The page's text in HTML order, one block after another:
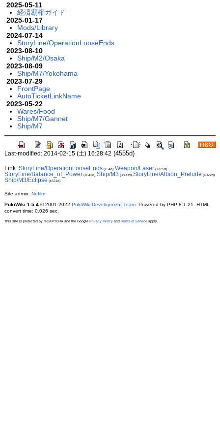
2025-05-11
経済覇権ガイド
2025-01-17
Mods/Library
2024-07-14
StoryLine/OperationLooseEnds
2023-08-10
Ship/M2/Osaka
2023-08-09
Ship/M7/Yokohama
2023-07-29
FrontPage
AutoTicketLinkName
2023-05-22
Wares/Food
Ship/M7/Gannet
Ship/M7
Last-modified: 2014-02-15 (土) 16:28:42 (4555d)
Link: StoryLine/OperationLooseEnds(754d) Weapon/Laser (1325d)
StoryLine/Balance_of_Power (1642d) Ship/M3 (3809d) StoryLine/Albion_Prelude (4022d)
Ship/M3/Eclipse (4521d)
Site admin: Nefilm
PukiWiki 1.5.4© 2001-2022 PukiWiki Development Team. Powered by PHP 8.1.21. HTML
convert time: 0.026 sec.
This site is protected by reCAPTCHA and the Google Privacy Policyand Terms of Serviceapply.